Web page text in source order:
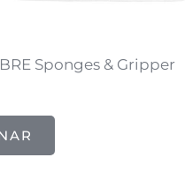
Sponges & Gripper